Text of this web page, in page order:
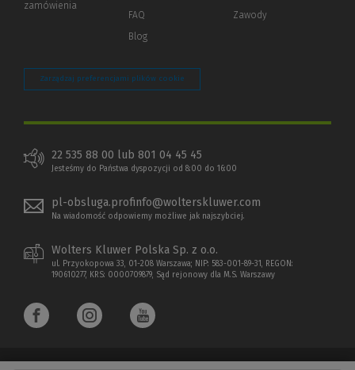
zamówienia
FAQ
Blog
Zawody
Zarządzaj preferencjami plików cookie
22 535 88 00 lub 801 04 45 45
Jesteśmy do Państwa dyspozycji od 8:00 do 16:00
pl-obsluga.profinfo@wolterskluwer.com
Na wiadomość odpowiemy możliwe jak najszybciej.
Wolters Kluwer Polska Sp. z o.o.
ul. Przyokopowa 33, 01-208 Warszawa; NIP: 583-001-89-31, REGON:
190610277, KRS: 0000709879, Sąd rejonowy dla M.S. Warszawy